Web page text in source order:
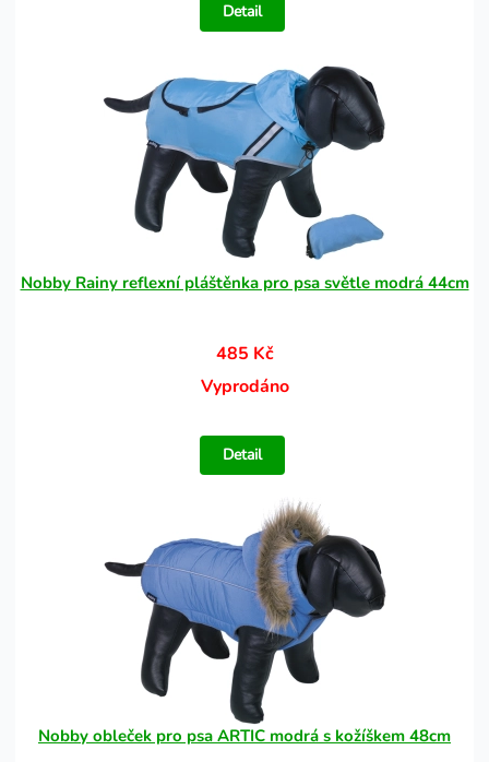
Detail
Nobby Rainy reflexní pláštěnka pro psa světle modrá 44cm
485 Kč
Vyprodáno
Detail
Nobby obleček pro psa ARTIC modrá s kožíškem 48cm